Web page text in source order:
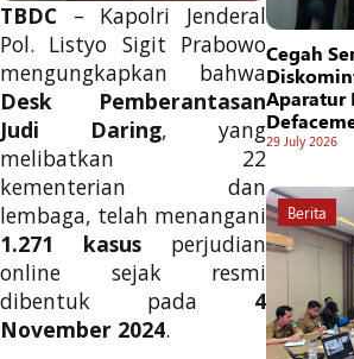
TBDC – Kapolri Jenderal
Pol. Listyo Sigit Prabowo
mengungkapkan bahwa
Desk Pemberantasan
Judi Daring, yang
melibatkan 22
kementerian dan
lembaga, telah menangani
1.271 kasus perjudian
online sejak resmi
dibentuk pada 4
November 2024.
Cegah
Aparatur
29 July 2026
Berita